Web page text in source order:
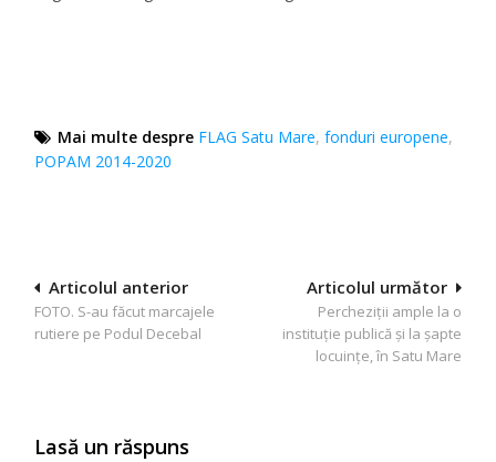
Mai multe despre FLAG Satu Mare,fonduri europene,
POPAM 2014-2020
Navigare
în
Articolul următor
Percheziții ample la o
instituție publică și la șapte
locuințe, în Satu Mare
Articolul anterior
FOTO. S-au făcut marcajele
rutiere pe Podul Decebal
Lasă un răspuns